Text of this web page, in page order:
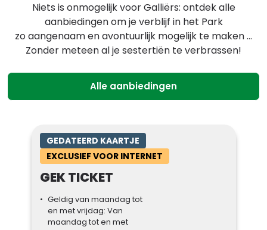
Niets is onmogelijk voor Galliërs: ontdek alle
aanbiedingen om je verblijf in het Park
zo aangenaam en avontuurlijk mogelijk te maken ...
Zonder meteen al je sestertiën te verbrassen!
Alle aanbiedingen
GEDATEERD KAARTJE
EXCLUSIEF VOOR INTERNET
GEK TICKET
Geldig van maandag tot
en met vrijdag: Van
maandag tot en met